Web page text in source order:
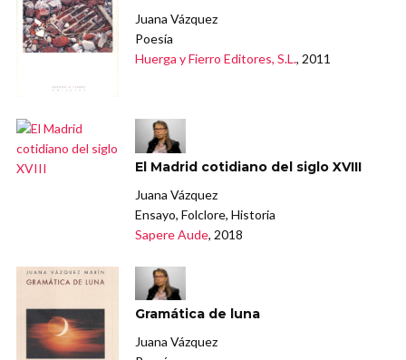
Juana Vázquez
Poesía
Huerga y Fierro Editores, S.L., 2011
El Madrid cotidiano del siglo XVIII
Juana Vázquez
Ensayo, Folclore, Historia
Sapere Aude, 2018
Gramática de luna
Juana Vázquez